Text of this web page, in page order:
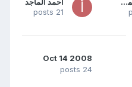
21 posts
Oct 14 2008
24 posts